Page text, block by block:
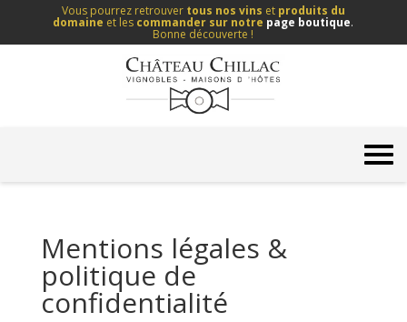
Vous pourrez retrouver tous nos vins et produits du
domaine et les commander sur notre page boutique.
Bonne découverte !
Mentions légales &
politique de
confidentialité